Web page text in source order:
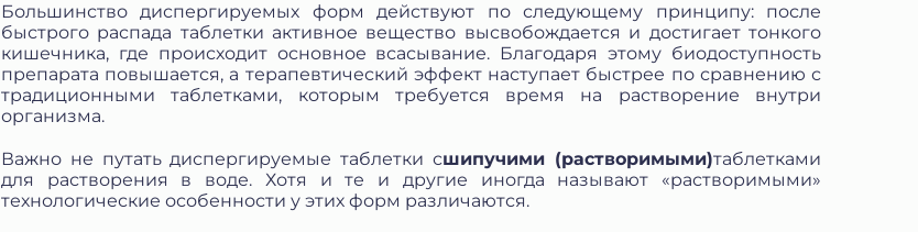
Большинство диспергируемых форм действуют по следующему принципу: после
быстрого распада таблетки активное вещество высвобождается и достигает тонкого
кишечника, где происходит основное всасывание. Благодаря этому биодоступность
препарата повышается, а терапевтический эффект наступает быстрее по сравнению с
традиционными таблетками, которым требуется время на растворение внутри
организма.
Важно не путать диспергируемые таблетки сшипучими (растворимыми)таблетками
для растворения в воде. Хотя и те и другие иногда называют «растворимыми»
технологические особенности у этих форм различаются.